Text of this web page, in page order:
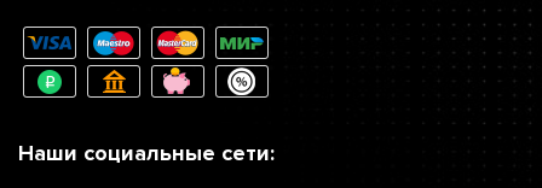
Наши социальные сети: